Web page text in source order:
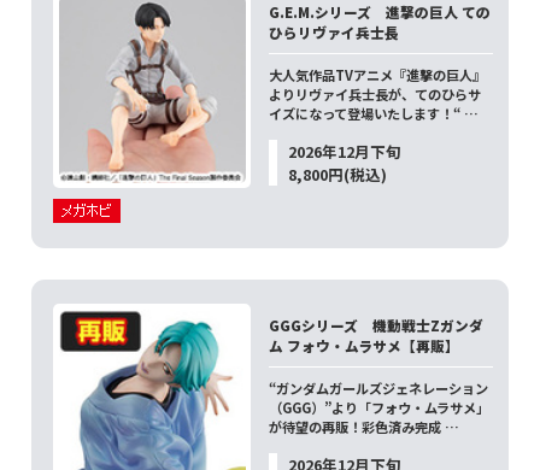
G.E.M.シリーズ 進撃の巨人 ての
ひらリヴァイ兵士長
大人気作品TVアニメ『進撃の巨人』
よりリヴァイ兵士長が、てのひらサ
イズになって登場いたします！“ …
2026年12月下旬
8,800円(税込)
GGGシリーズ 機動戦士Zガンダ
ム フォウ・ムラサメ【再販】
“ガンダムガールズジェネレーション
（GGG）”より「フォウ・ムラサメ」
が待望の再販！彩色済み完成 …
2026年12月下旬